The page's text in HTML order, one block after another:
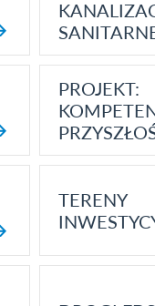
PROJEKT:
TERENY